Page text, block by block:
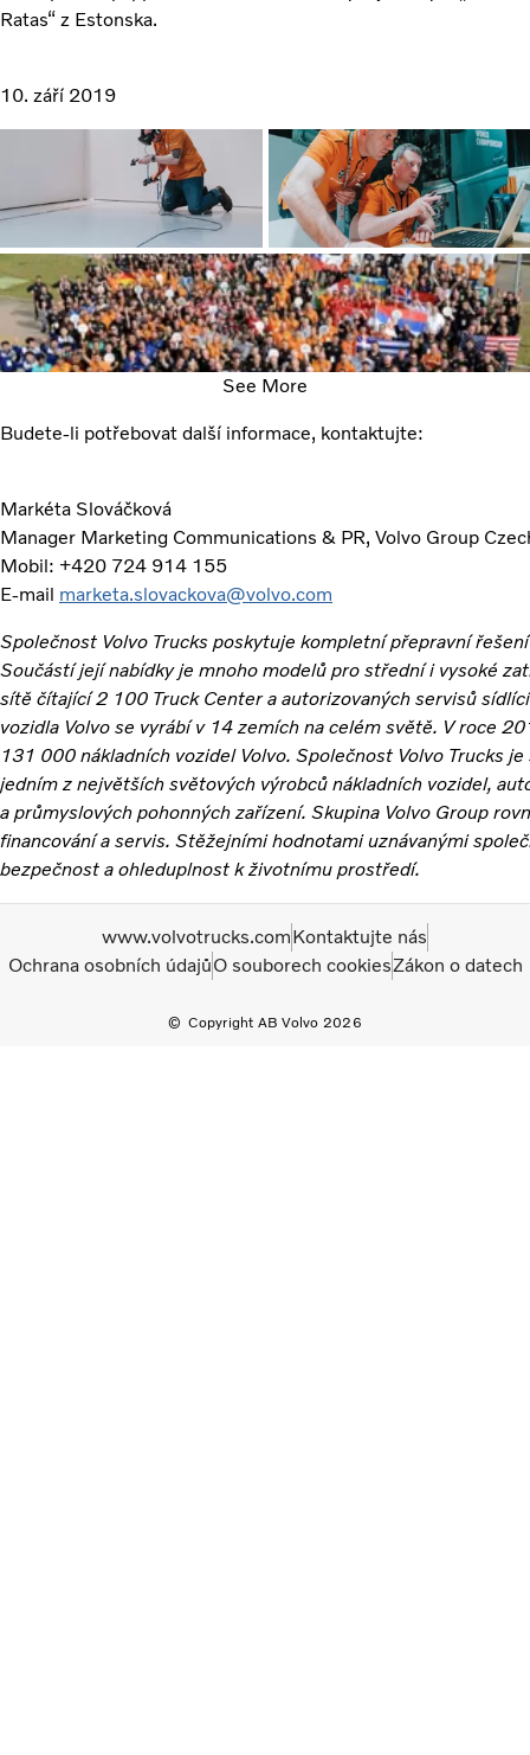
Ratas“ z Estonska.
10. září 2019
See More
Budete-li potřebovat další informace, kontaktujte:
Markéta Slováčková
Manager Marketing Communications & PR, Volvo Group
Mobil: +420 724 914 155
E-mail marketa.slovackova@volvo.com
Společnost Volvo Trucks poskytuje kompletní přepravní
Součástí její nabídky je mnoho modelů pro střední i vysoké
sítě čítající 2 100 Truck Center a autorizovaných servisů
vozidla Volvo se vyrábí v 14 zemích na celém světě. V roce
131 000 nákladních vozidel Volvo. Společnost Volvo Trucks
jedním z největších světových výrobců nákladních vozidel,
a průmyslových pohonných zařízení. Skupina Volvo Group
financování a servis. Stěžejními hodnotami uznávanými
bezpečnost a ohleduplnost k životnímu prostředí.
Copyright AB Volvo 2026
www.volvotrucks.comKontaktujte nás
Ochrana osobních údajůO souborech cookiesZákon o datech